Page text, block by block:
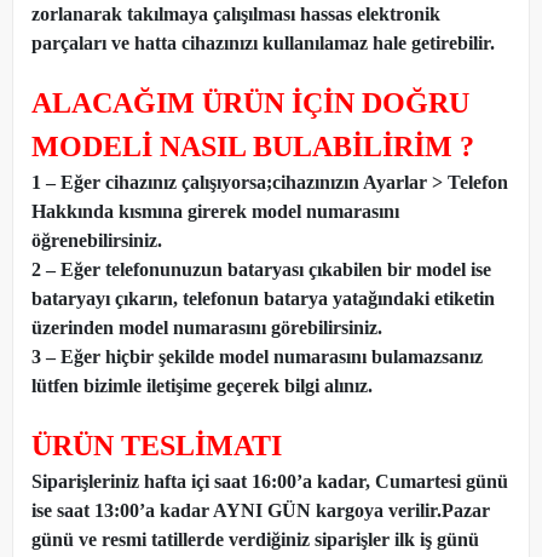
zorlanarak takılmaya çalışılması hassas elektronik
parçaları ve hatta cihazınızı kullanılamaz hale getirebilir.
ALACAĞIM ÜRÜN İÇİN DOĞRU
MODELİ NASIL BULABİLİRİM ?
1 – Eğer cihazınız çalışıyorsa;cihazınızın Ayarlar > Telefon
Hakkında kısmına girerek model numarasını
öğrenebilirsiniz.
2 – Eğer telefonunuzun bataryası çıkabilen bir model ise
bataryayı çıkarın, telefonun batarya yatağındaki etiketin
üzerinden model numarasını görebilirsiniz.
3 – Eğer hiçbir şekilde model numarasını bulamazsanız
lütfen bizimle iletişime geçerek bilgi alınız.
ÜRÜN TESLİMATI
Siparişleriniz hafta içi saat 16:00’a kadar, Cumartesi günü
ise saat 13:00’a kadar AYNI GÜN kargoya verilir.Pazar
günü ve resmi tatillerde verdiğiniz siparişler ilk iş günü